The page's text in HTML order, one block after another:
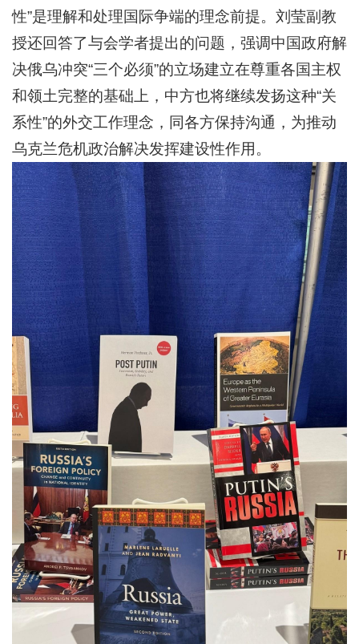
性”是理解和处理国际争端的理念前提。刘莹副教
授还回答了与会学者提出的问题，强调中国政府解
决俄乌冲突“三个必须”的立场建立在尊重各国主权
和领土完整的基础上，中方也将继续发扬这种“关
系性”的外交工作理念，同各方保持沟通，为推动
乌克兰危机政治解决发挥建设性作用。